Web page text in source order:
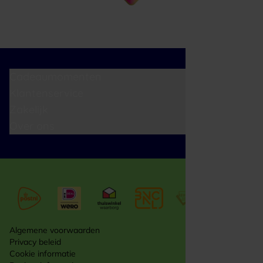
Algemene voorwaarden
Privacy beleid
Cookie informatie